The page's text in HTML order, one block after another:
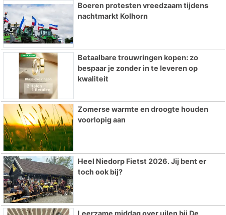
Boeren protesten vreedzaam tijdens
nachtmarkt Kolhorn
Betaalbare trouwringen kopen: zo
bespaar je zonder in te leveren op
kwaliteit
Zomerse warmte en droogte houden
voorlopig aan
Heel Niedorp Fietst 2026. Jij bent er
toch ook bij?
Leerzame middag over uilen bij De